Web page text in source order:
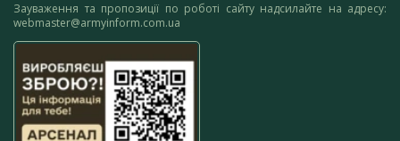
Зауваження та пропозиції по роботі сайту надсилайте на адресу:
webmaster@armyinform.com.ua